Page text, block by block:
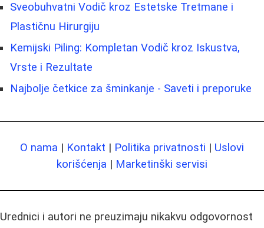
Sveobuhvatni Vodič kroz Estetske Tretmane i
Plastičnu Hirurgiju
Kemijski Piling: Kompletan Vodič kroz Iskustva,
Vrste i Rezultate
Najbolje četkice za šminkanje - Saveti i preporuke
O nama | Kontakt | Politika privatnosti | Uslovi
korišćenja | Marketinški servisi
Urednici i autori ne preuzimaju nikakvu odgovornost